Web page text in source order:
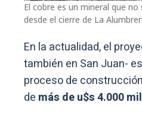
El cobre es un mineral que no
desde el cierre de La
En la actualidad, el
también en San Juan-
proceso de
de más de u$s 4.000